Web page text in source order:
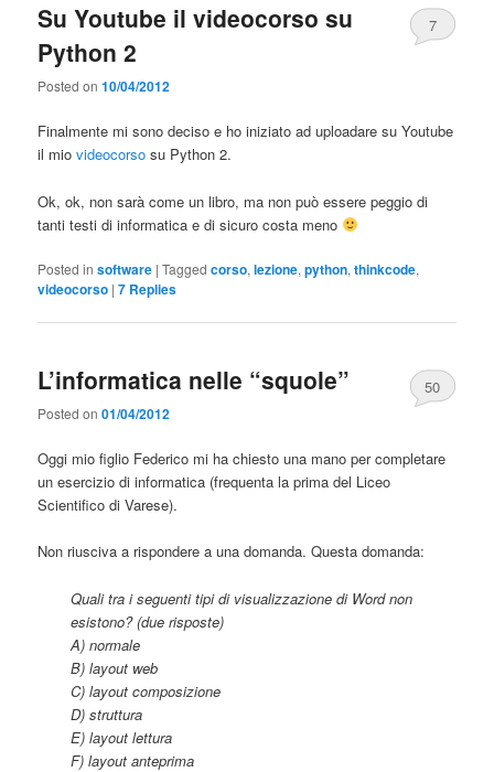
Su Youtube il videocorso su
Python 2
Posted on10/04/2012
7
Finalmente mi sono deciso e ho iniziato ad uploadare su Youtube
il miovideocorso su Python 2.
Ok, ok, non sarà come un libro, ma non può essere peggio di
tanti testi di informatica e di sicuro costa meno
Posted in software |Tagged corso,lezione,python,thinkcode,
videocorso |7 Replies
L’informatica nelle “squole”
Posted on01/04/2012
50
Oggi mio figlio Federico mi ha chiesto una mano per completare
un esercizio di informatica (frequenta la prima del Liceo
Scientifico di Varese).
Non riusciva a rispondere a una domanda. Questa domanda:
Quali tra i seguenti tipi di visualizzazione di Word non
esistono? (due risposte)
A) normale
B) layout web
C) layout composizione
D) struttura
E) layout lettura
F) layout anteprima